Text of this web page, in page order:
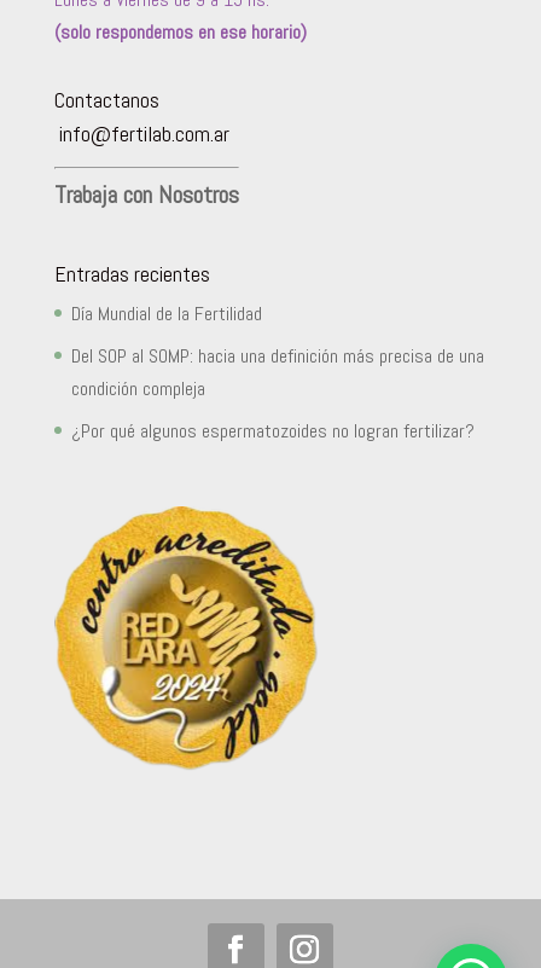
(solo respondemos en ese horario)
Contactanos
info@fertilab.com.ar
Trabaja con Nosotros
Entradas recientes
Día Mundial de la Fertilidad
Del SOP al SOMP: hacia una definición más precisa de una
condición compleja
¿Por qué algunos espermatozoides no logran fertilizar?